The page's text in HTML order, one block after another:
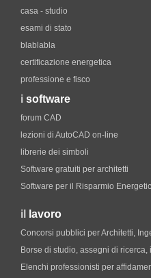
casa - studio
esami di stato
blablabla
certificazione energetica
professione e fisco
i software
forum CAD
lezioni di AutoCAD on-line
librerie dei simboli
Software gratuiti per architetti
Software per il Risparmio
il lavoro
Concorsi pubblici per Architetti,
Borse di studio, assegni di ricerca,
Elenchi professionisti per